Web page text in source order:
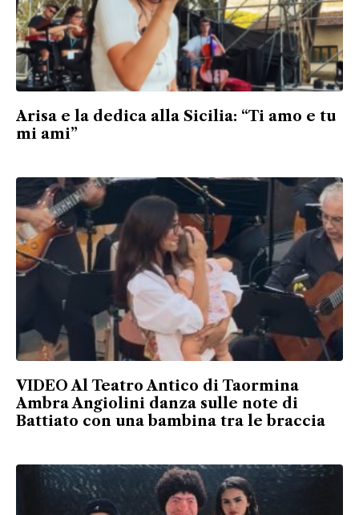
Arisa e la dedica alla Sicilia: “Ti amo e tu
mi ami”
VIDEO Al Teatro Antico di Taormina
Ambra Angiolini danza sulle note di
Battiato con una bambina tra le braccia